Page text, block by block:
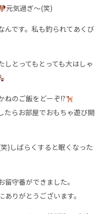
元気過ぎ〜(笑)
んです。私も釣られてあくび
とってもとっても大はしゃ
ねのご飯をどーぞ!?
たらお部屋でおもちゃ遊び開
)しばらくすると眠くなった
守番ができました。
りがとうございます。